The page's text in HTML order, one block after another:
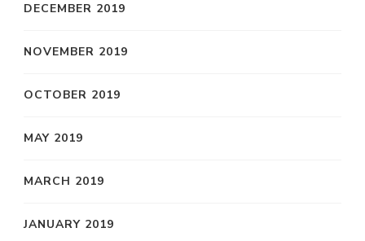
DECEMBER 2019
NOVEMBER 2019
OCTOBER 2019
MAY 2019
MARCH 2019
JANUARY 2019